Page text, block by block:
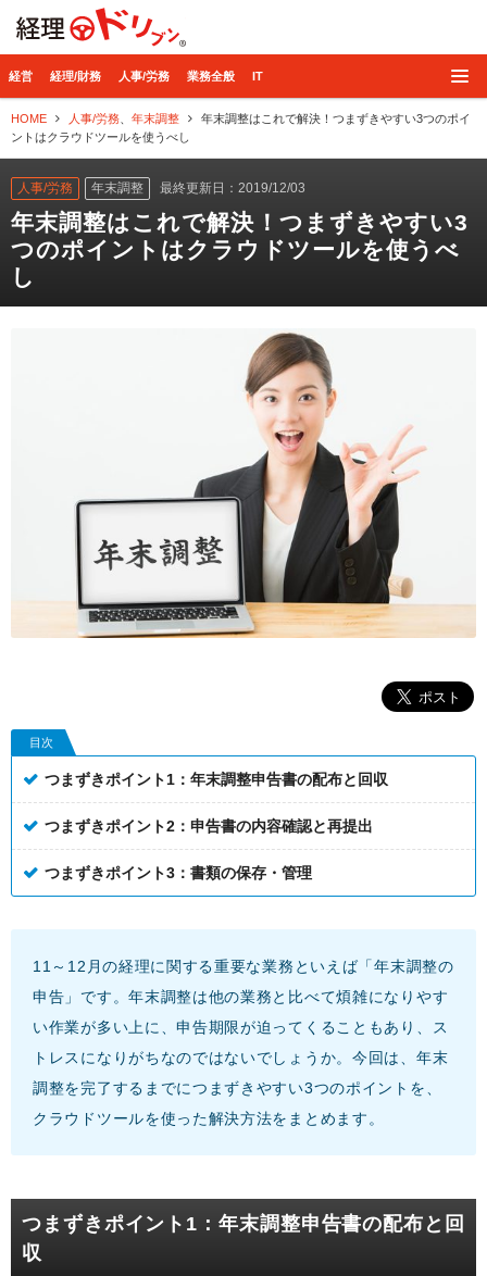
経営 経理/財務 人事/労務 業務全般 IT
HOME 人事/労務 年末調整
年末調整はこれで解決！つまずきやすい3つのポイ
ントはクラウドツールを使うべし
人事/労務 年末調整 最終更新日：2019/12/03
年末調整はこれで解決！つまずきやすい3
つのポイントはクラウドツールを使うべ
し
目次
つまずきポイント1：年末調整申告書の配布と回収
つまずきポイント2：申告書の内容確認と再提出
つまずきポイント3：書類の保存・管理
11～12月の経理に関する重要な業務といえば「年末調整の
申告」です。年末調整は他の業務と比べて煩雑になりやす
い作業が多い上に、申告期限が迫ってくることもあり、ス
トレスになりがちなのではないでしょうか。今回は、年末
調整を完了するまでにつまずきやすい3つのポイントを、
クラウドツールを使った解決方法をまとめます。
つまずきポイント1：年末調整申告書の配布と回
収